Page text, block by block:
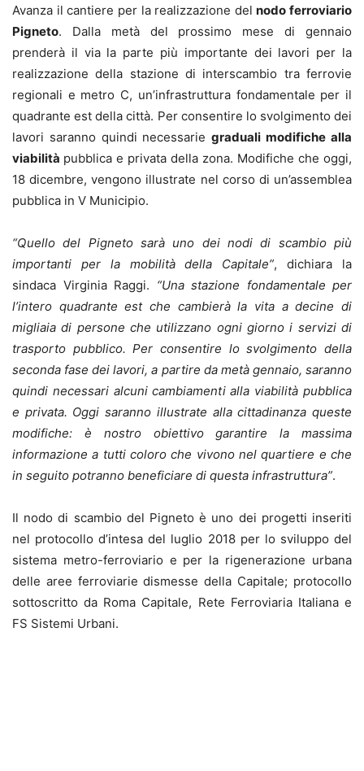
Avanza il cantiere per la realizzazione delnodo ferroviario
Pigneto. Dalla metà del prossimo mese di gennaio
prenderà il via la parte più importante dei lavori per la
realizzazione della stazione di interscambio tra ferrovie
regionali e metro C, un’infrastruttura fondamentale per il
quadrante est della città. Per consentire lo svolgimento dei
lavori saranno quindi necessariegraduali modifiche alla
viabilità pubblica e privata della zona. Modifiche che oggi,
18 dicembre, vengono illustrate nel corso di un’assemblea
pubblica in V Municipio.
“Quello del Pigneto sarà uno dei nodi di scambio più
importanti per la mobilità della Capitale”, dichiara la
sindaca Virginia Raggi. “Una stazione fondamentale per
l’intero quadrante est che cambierà la vita a decine di
migliaia di persone che utilizzano ogni giorno i servizi di
trasporto pubblico. Per consentire lo svolgimento della
seconda fase dei lavori, a partire da metà gennaio, saranno
quindi necessari alcuni cambiamenti alla viabilità pubblica
e privata. Oggi saranno illustrate alla cittadinanza queste
modifiche: è nostro obiettivo garantire la massima
informazione a tutti coloro che vivono nel quartiere e che
in seguito potranno beneficiare di questa infrastruttura”.
Il nodo di scambio del Pigneto è uno dei progetti inseriti
nel protocollo d’intesa del luglio 2018 per lo sviluppo del
sistema metro-ferroviario e per la rigenerazione urbana
delle aree ferroviarie dismesse della Capitale; protocollo
sottoscritto da Roma Capitale, Rete Ferroviaria Italiana e
FS Sistemi Urbani.